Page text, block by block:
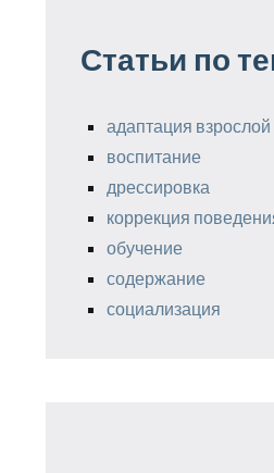
Статьи по
адаптация взрослой
воспитание
дрессировка
коррекция
обучение
содержание
социализация